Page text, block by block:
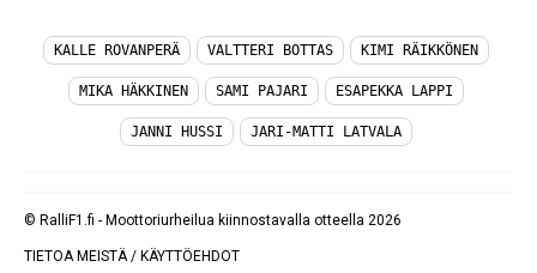
KALLE ROVANPERÄ VALTTERI BOTTAS KIMI RÄIKKÖNEN
MIKA HÄKKINEN SAMI PAJARI ESAPEKKA LAPPI
JANNI HUSSI JARI-MATTI LATVALA
© RalliF1.fi - Moottoriurheilua kiinnostavalla otteella 2026
TIETOA MEISTÄ/ KÄYTTÖEHDOT